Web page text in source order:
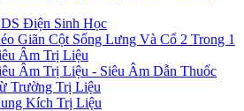
Điện Sinh Học
Giãn Cột Sống Lưng Và Cổ 2 Trong 1
Âm Trị Liệu
Âm Trị Liệu - Siêu Âm Dẫn Thuốc
Trường Trị Liệu
Kích Trị Liệu